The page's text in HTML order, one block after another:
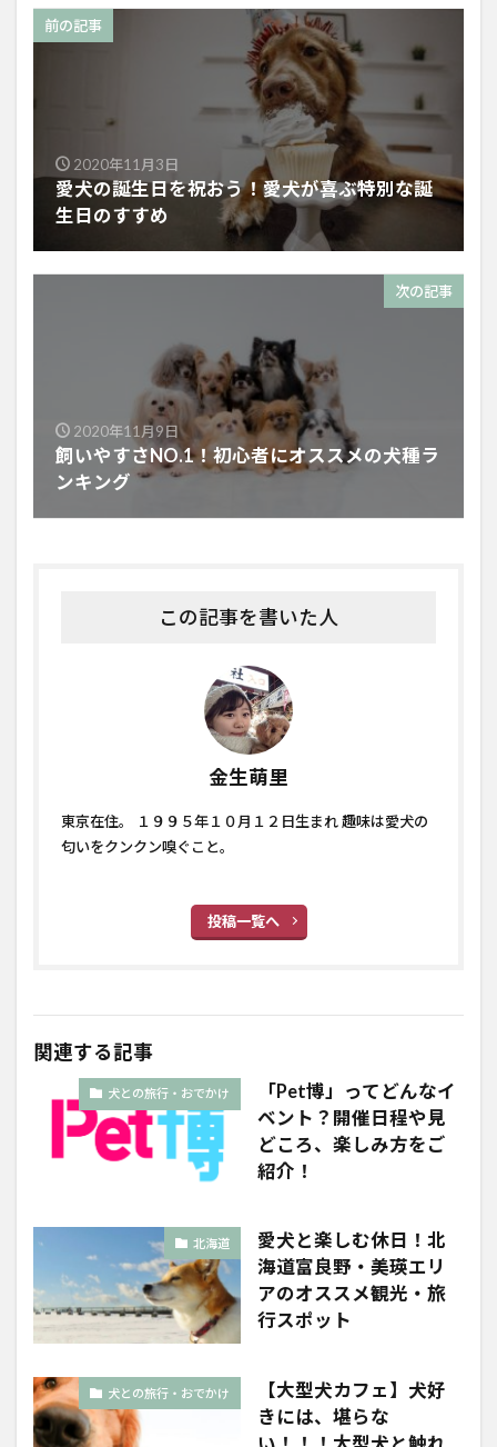
前の記事
2020年11月3日
愛犬の誕生日を祝おう！愛犬が喜ぶ特別な誕
生日のすすめ
次の記事
2020年11月9日
飼いやすさNO.1！初心者にオススメの犬種ラ
ンキング
この記事を書いた人
金生萌里
東京在住。 １９９５年１０月１２日生まれ 趣味は愛犬の
匂いをクンクン嗅ぐこと。
投稿一覧へ
関連する記事
犬との旅行・おでかけ
「Pet博」ってどんなイ
ベント？開催日程や見
どころ、楽しみ方をご
紹介！
北海道
愛犬と楽しむ休日！北
海道富良野・美瑛エリ
アのオススメ観光・旅
行スポット
犬との旅行・おでかけ
【大型犬カフェ】犬好
きには、堪らな